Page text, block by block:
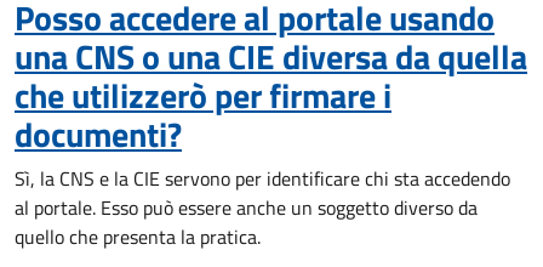
Posso accedere al portale usando
una CNS o una CIE diversa da quella
che utilizzerò per firmare i
documenti?
Sì, la CNS e la CIE servono per identificare chi sta accedendo
al portale. Esso può essere anche un soggetto diverso da
quello che presenta la pratica.